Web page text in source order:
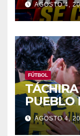
AGOSTO 4,
FÚTBOL
PUEBLO
AGOSTO 4,